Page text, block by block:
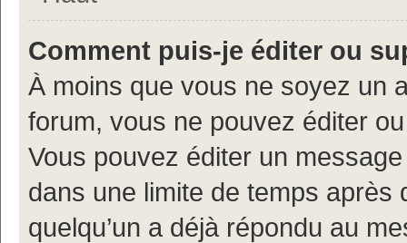
Comment puis-je éditer ou
À moins que vous ne soyez un
forum, vous ne pouvez éditer
Vous pouvez éditer un
dans une limite de temps après
quelqu’un a déjà répondu au